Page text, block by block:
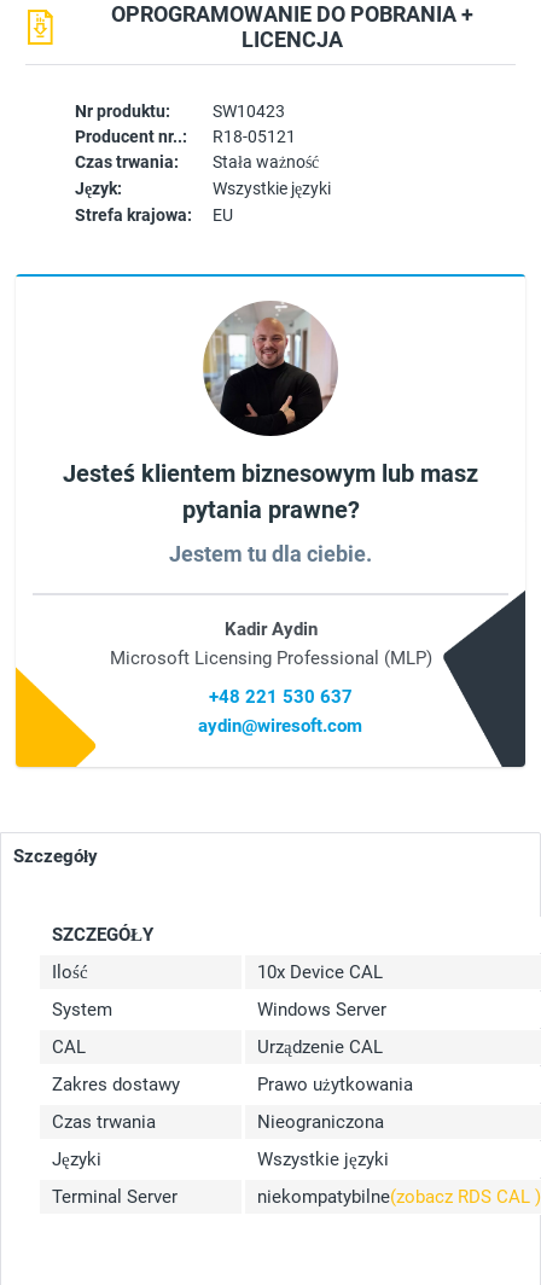
Nr produktu:
SW10423
Producent nr..:
R18-05121
Czas trwania:
Stała ważność
Język:
Wszystkie języki
Strefa krajowa:
EU
OPROGRAMOWANIE DO POBRANIA +
LICENCJA
Jesteś klientem biznesowym lub masz
pytania prawne?
Jestem tu dla ciebie.
Kadir Aydin
Microsoft Licensing Professional (MLP)
+48 221 530 637
aydin@wiresoft.com
Szczegóły
SZCZEGÓŁY
Ilość
10x Device CAL
System
Windows Server
CAL
Urządzenie CAL
Zakres dostawy
Prawo użytkowania
Czas trwania
Nieograniczona
Języki
Wszystkie języki
Terminal Server
niekompatybilne(zobacz RDS CAL )